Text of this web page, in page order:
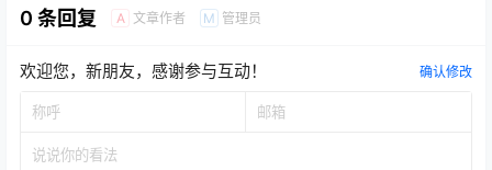
0 条回复 A 文章作者 M 管理员
欢迎您，新朋友，感谢参与互动！ 确认修改